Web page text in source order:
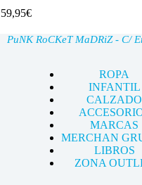
59,95€
PuNK RoCKeT MaDRiZ - C/
ROPA
INFANTIL
CALZADO
MARCAS
MERCHAN
LIBROS
ZONA